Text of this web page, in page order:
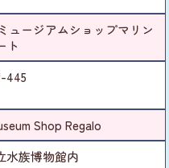
ュージアムショップマリン
ト
445
Shop Regalo
水族博物館内